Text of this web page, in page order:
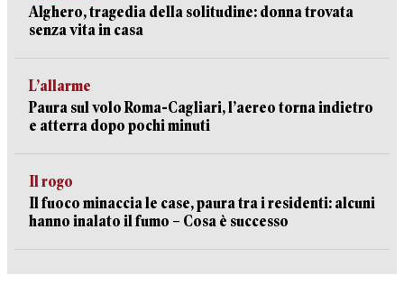
Alghero, tragedia della solitudine: donna trovata
senza vita in casa
L’allarme
Paura sul volo Roma-Cagliari, l’aereo torna indietro
e atterra dopo pochi minuti
Il rogo
Il fuoco minaccia le case, paura tra i residenti: alcuni
hanno inalato il fumo – Cosa è successo